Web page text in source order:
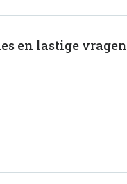
en lastige vragen